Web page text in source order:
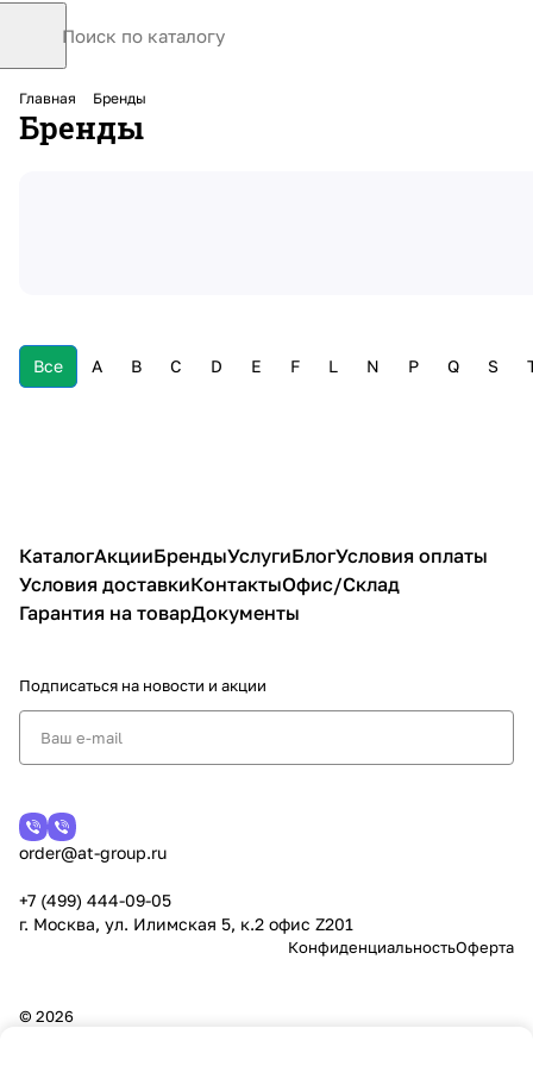
Главная Бренды
Бренды
Все A B C D E F L N P Q S
КаталогАкцииБрендыУслугиБлогУсловия оплаты
Условия доставкиКонтактыОфис/Склад
Гарантия на товарДокументы
Подписаться на новости и акции
order@at-group.ru
+7 (499) 444-09-05
г. Москва, ул. Илимская 5, к.2 офис Z201
КонфиденциальностьОферта
© 2026